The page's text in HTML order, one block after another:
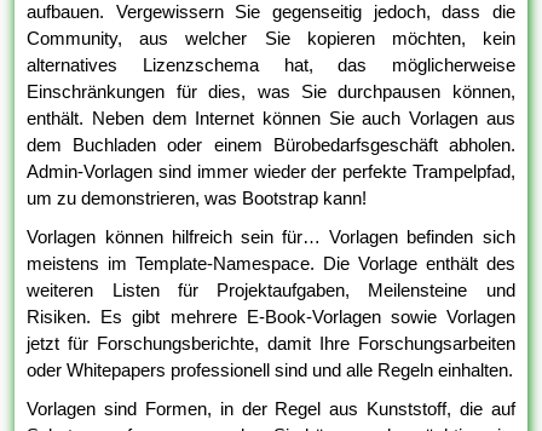
aufbauen. Vergewissern Sie gegenseitig jedoch, dass die
Community, aus welcher Sie kopieren möchten, kein
alternatives Lizenzschema hat, das möglicherweise
Einschränkungen für dies, was Sie durchpausen können,
enthält. Neben dem Internet können Sie auch Vorlagen aus
dem Buchladen oder einem Bürobedarfsgeschäft abholen.
Admin-Vorlagen sind immer wieder der perfekte Trampelpfad,
um zu demonstrieren, was Bootstrap kann!
Vorlagen können hilfreich sein für… Vorlagen befinden sich
meistens im Template-Namespace. Die Vorlage enthält des
weiteren Listen für Projektaufgaben, Meilensteine und
Risiken. Es gibt mehrere E-Book-Vorlagen sowie Vorlagen
jetzt für Forschungsberichte, damit Ihre Forschungsarbeiten
oder Whitepapers professionell sind und alle Regeln einhalten.
Vorlagen sind Formen, in der Regel aus Kunststoff, die auf